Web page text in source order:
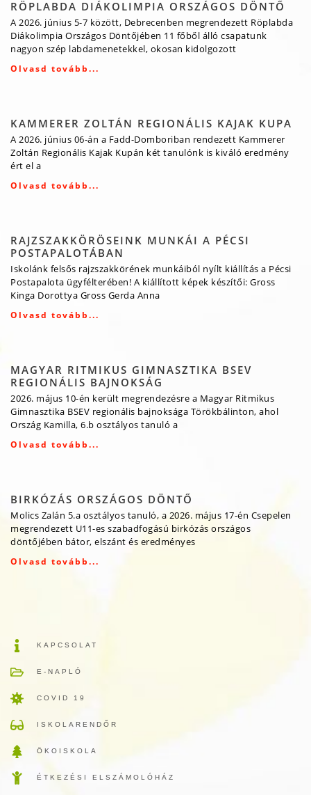
RÖPLABDA DIÁKOLIMPIA ORSZÁGOS DÖNTŐ
A 2026. június 5-7 között, Debrecenben megrendezett Röplabda
Diákolimpia Országos Döntőjében 11 főből álló csapatunk
nagyon szép labdamenetekkel, okosan kidolgozott
Olvasd tovább...
KAMMERER ZOLTÁN REGIONÁLIS KAJAK KUPA
A 2026. június 06-án a Fadd-Domboriban rendezett Kammerer
Zoltán Regionális Kajak Kupán két tanulónk is kiváló eredmény
ért el a
Olvasd tovább...
RAJZSZAKKÖRÖSEINK MUNKÁI A PÉCSI
POSTAPALOTÁBAN
Iskolánk felsős rajzszakkörének munkáiból nyílt kiállítás a Pécsi
Postapalota ügyfélterében! A kiállított képek készítői: Gross
Kinga Dorottya Gross Gerda Anna
Olvasd tovább...
MAGYAR RITMIKUS GIMNASZTIKA BSEV
REGIONÁLIS BAJNOKSÁG
2026. május 10-én került megrendezésre a Magyar Ritmikus
Gimnasztika BSEV regionális bajnoksága Törökbálinton, ahol
Ország Kamilla, 6.b osztályos tanuló a
Olvasd tovább...
BIRKÓZÁS ORSZÁGOS DÖNTŐ
Molics Zalán 5.a osztályos tanuló, a 2026. május 17-én Csepelen
megrendezett U11-es szabadfogású birkózás országos
döntőjében bátor, elszánt és eredményes
Olvasd tovább...
KAPCSOLAT
E-NAPLÓ
COVID 19
ISKOLARENDŐR
ÖKOISKOLA
ÉTKEZÉSI ELSZÁMOLÓHÁZ